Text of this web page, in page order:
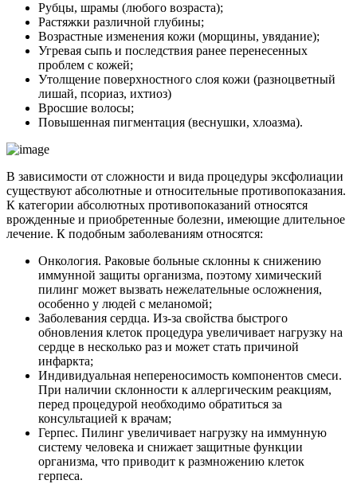
Рубцы, шрамы (любого возраста);
Растяжки различной глубины;
Возрастные изменения кожи (морщины, увядание);
Угревая сыпь и последствия ранее перенесенных
проблем с кожей;
Утолщение поверхностного слоя кожи (разноцветный
лишай, псориаз, ихтиоз)
Вросшие волосы;
Повышенная пигментация (веснушки, хлоазма).
В зависимости от сложности и вида процедуры эксфолиации
существуют абсолютные и относительные противопоказания.
К категории абсолютных противопоказаний относятся
врожденные и приобретенные болезни, имеющие длительное
лечение. К подобным заболеваниям относятся:
Онкология. Раковые больные склонны к снижению
иммунной защиты организма, поэтому химический
пилинг может вызвать нежелательные осложнения,
особенно у людей с меланомой;
Заболевания сердца. Из-за свойства быстрого
обновления клеток процедура увеличивает нагрузку на
сердце в несколько раз и может стать причиной
инфаркта;
Индивидуальная непереносимость компонентов смеси.
При наличии склонности к аллергическим реакциям,
перед процедурой необходимо обратиться за
консультацией к врачам;
Герпес. Пилинг увеличивает нагрузку на иммунную
систему человека и снижает защитные функции
организма, что приводит к размножению клеток
герпеса.